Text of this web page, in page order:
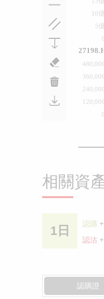
0
5億
10億
0
120,000
240,000
360,000
480,000
相關資
1日 認購
認沽
認購證